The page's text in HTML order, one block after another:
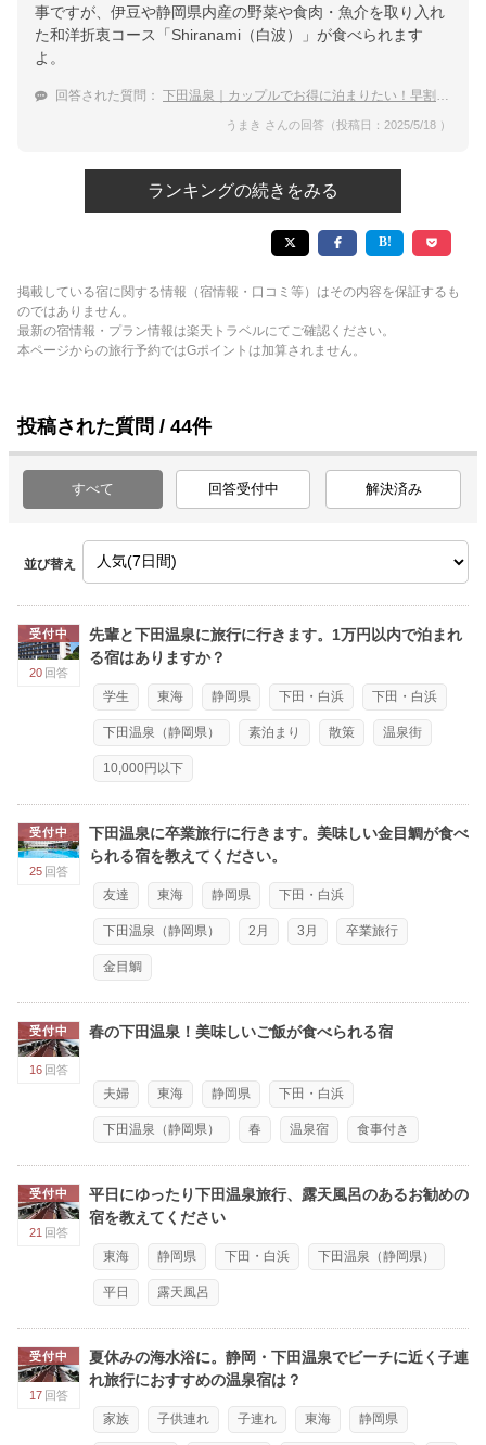
事ですが、伊豆や静岡県内産の野菜や食肉・魚介を取り入れ
た和洋折衷コース「Shiranami（白波）」が食べられます
よ。
回答された質問： 下田温泉｜カップルでお得に泊まりたい！早割プランがある温泉宿は？
うまき さんの回答（投稿日：2025/5/18 ）
ランキングの続きをみる
掲載している宿に関する情報（宿情報・口コミ等）はその内容を保証するも
のではありません。
最新の宿情報・プラン情報は楽天トラベルにてご確認ください。
本ページからの旅行予約ではGポイントは加算されません。
投稿された質問 / 44件
すべて 回答受付中 解決済み
並び替え
受付中
20 回答
先輩と下田温泉に旅行に行きます。1万円以内で泊まれ
る宿はありますか？
学生 東海 静岡県 下田・白浜 下田・白浜
下田温泉（静岡県） 素泊まり 散策 温泉街
10,000円以下
受付中
25 回答
下田温泉に卒業旅行に行きます。美味しい金目鯛が食べ
られる宿を教えてください。
友達 東海 静岡県 下田・白浜
下田温泉（静岡県） 2月 3月 卒業旅行
金目鯛
受付中
16 回答
春の下田温泉！美味しいご飯が食べられる宿
夫婦 東海 静岡県 下田・白浜
下田温泉（静岡県） 春 温泉宿 食事付き
受付中
21 回答
平日にゆったり下田温泉旅行、露天風呂のあるお勧めの
宿を教えてください
東海 静岡県 下田・白浜 下田温泉（静岡県）
平日 露天風呂
受付中
17 回答
夏休みの海水浴に。静岡・下田温泉でビーチに近く子連
れ旅行におすすめの温泉宿は？
家族 子供連れ 子連れ 東海 静岡県